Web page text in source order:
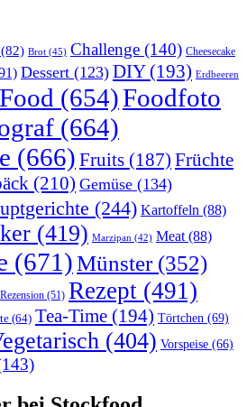
(82) Brot (45) Challenge (140) Cheesecake
Dessert (123) DIY(193) Erdbeeren
Food (654)Foodfoto
(664)
(666) Fruits (187) Früchte
(210) Gemüse (134)
(244) Kartoffeln (88)
(419) Marzipan (42) Meat (88)
(671)Münster(352)
Rezension (51) Rezept (491)
(64) Tea-Time (194) Törtchen (69)
(404) Vorspeise (66)